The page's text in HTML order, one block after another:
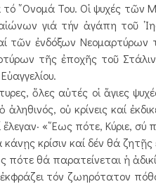
τό ῎Ονομά Του. Οἱ ψυχές
γιά τήν ἀγάπη τοῦ
τῶν ἐνδόξων
τῆς ἐποχῆς τοῦ Στάλιν
ὅλες αὐτές οἱ ἅγιες
ἀληθινός, οὐ κρίνεις καί
«῞Εως πότε, Κύριε, σύ
κρίσιν καί δέν θά
πότε θά παρατείνεται ἡ
τόν ζωηρότατον